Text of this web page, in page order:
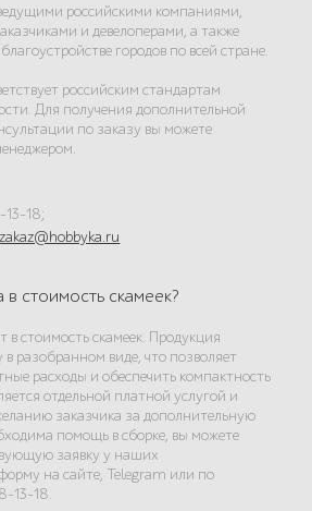
российскими компаниями,
и девелоперами, а также
городов по всей стране.
российским стандартам
Для получения дополнительной
по заказу вы можете
13-18;
zakaz@hobbyka.ru
в стоимость скамеек?
в стоимость скамеек. Продукция
в разобранном виде, что позволяет
расходы и обеспечить компактность
отдельной платной услугой и
заказчика за дополнительную
помощь в сборке, вы можете
заявку у наших
на сайте, Telegram или по
13-18.